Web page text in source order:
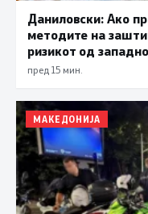
Даниловски: Ако
методите на
ризикот од
пред 15 мин.
МАКЕДОНИЈА